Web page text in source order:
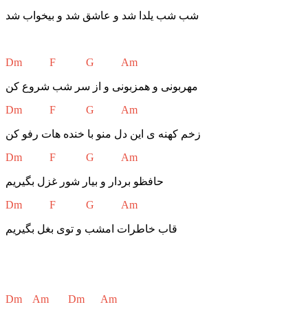
شب شب یلدا شد و عاشق شد و بیخواب شد
Dm F G Am
مهربونی و همزبونی و از سر شب شروع کن
Dm F G Am
زخم کهنه ی این دل منو با خنده هات رفو کن
Dm F G Am
حافظو بردار و بیار شور غزل بگیریم
Dm F G Am
قاب خاطرات امشب و توی بغل بگیریم
Dm Am Dm Am